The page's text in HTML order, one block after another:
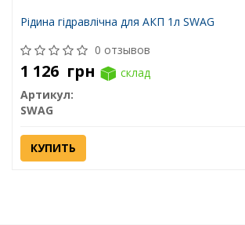
Рідина гідравлічна для АКП 1л SWAG
0 отзывов
1 126 грн
склад
Артикул:
SWAG
КУПИТЬ